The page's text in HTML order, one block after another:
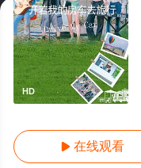
HD
 在线观看